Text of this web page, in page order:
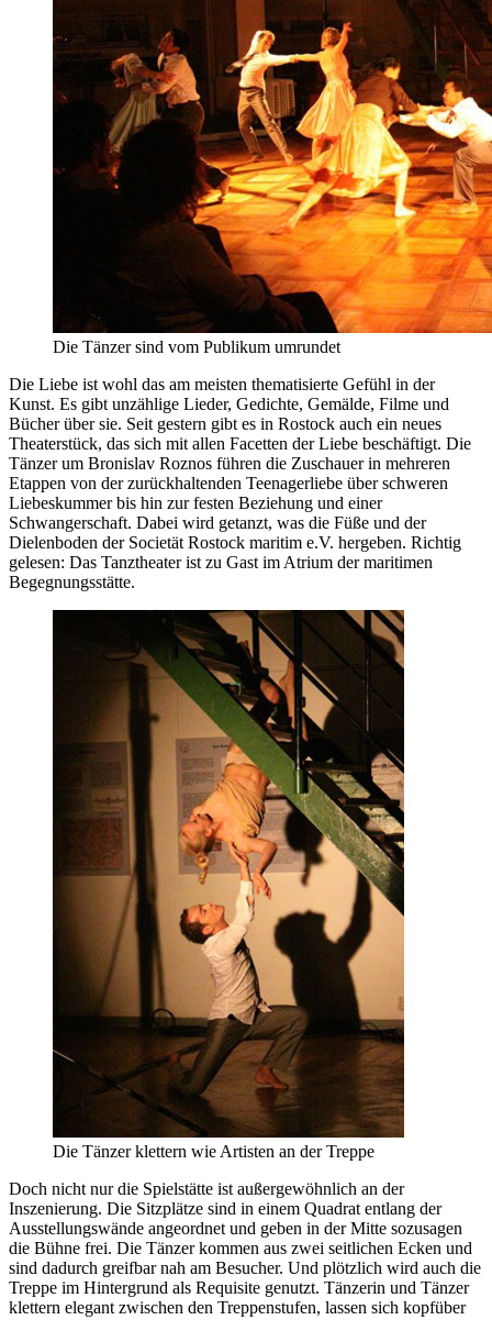
Die Tänzer sind vom Publikum umrundet
Die Liebe ist wohl das am meisten thematisierte Gefühl in der
Kunst. Es gibt unzählige Lieder, Gedichte, Gemälde, Filme und
Bücher über sie. Seit gestern gibt es in Rostock auch ein neues
Theaterstück, das sich mit allen Facetten der Liebe beschäftigt. Die
Tänzer um Bronislav Roznos führen die Zuschauer in mehreren
Etappen von der zurückhaltenden Teenagerliebe über schweren
Liebeskummer bis hin zur festen Beziehung und einer
Schwangerschaft. Dabei wird getanzt, was die Füße und der
Dielenboden der Societät Rostock maritim e.V. hergeben. Richtig
gelesen: Das Tanztheater ist zu Gast im Atrium der maritimen
Begegnungsstätte.
Die Tänzer klettern wie Artisten an der Treppe
Doch nicht nur die Spielstätte ist außergewöhnlich an der
Inszenierung. Die Sitzplätze sind in einem Quadrat entlang der
Ausstellungswände angeordnet und geben in der Mitte sozusagen
die Bühne frei. Die Tänzer kommen aus zwei seitlichen Ecken und
sind dadurch greifbar nah am Besucher. Und plötzlich wird auch die
Treppe im Hintergrund als Requisite genutzt. Tänzerin und Tänzer
klettern elegant zwischen den Treppenstufen, lassen sich kopfüber